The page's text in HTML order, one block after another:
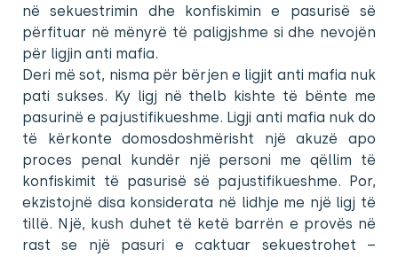
në sekuestrimin dhe konfiskimin e pasurisë së
përfituar në mënyrë të paligjshme si dhe nevojën
për ligjin anti mafia.
Deri më sot, nisma për bërjen e ligjit anti mafia nuk
pati sukses. Ky ligj në thelb kishte të bënte me
pasurinë e pajustifikueshme. Ligji anti mafia nuk do
të kërkonte domosdoshmërisht një akuzë apo
proces penal kundër një personi me qëllim të
konfiskimit të pasurisë së pajustifikueshme. Por,
ekzistojnë disa konsiderata në lidhje me një ligj të
tillë. Një, kush duhet të ketë barrën e provës në
rast se një pasuri e caktuar sekuestrohet –